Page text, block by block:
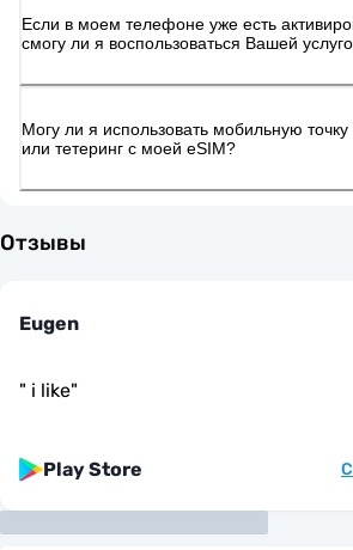
Если в моем телефоне уже есть
смогу ли я воспользоваться Вашей
Могу ли я использовать мобильную точку
или тетеринг с моей eSIM?
Отзывы
Eugen
" i like"
Play Store